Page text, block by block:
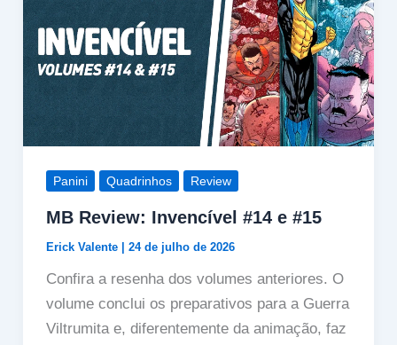
Panini Quadrinhos Review
MB Review: Invencível #14 e #15
Erick Valente 24 de julho de 2026
Confira a resenha dos volumes anteriores. O
volume conclui os preparativos para a Guerra
Viltrumita e, diferentemente da animação, faz